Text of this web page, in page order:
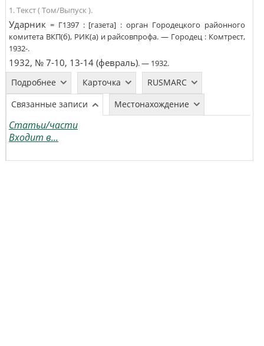
1. Текст ( Том/Выпуск ).
Ударник = Г1397 : [газета] : орган Городецкого районного
комитета ВКП(б), РИК(а) и райсовпрофа. — Городец : Комтрест,
1932-.
1932, № 7-10, 13-14 (февраль). —1932.
Подробнее Карточка
RUSMARC
Связанные записи
Местонахождение
Статьи/части
Входит в...